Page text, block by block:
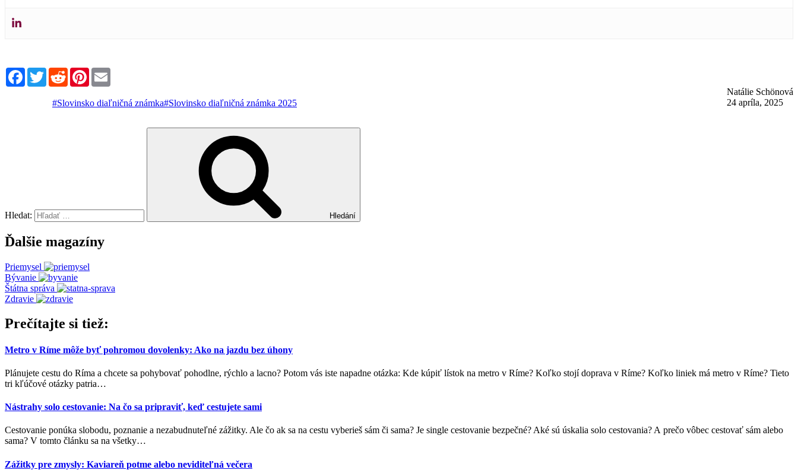
FacebookTwitterRedditPinterest
Natálie Schönová
24 apríla, 2025
#Slovinsko diaľničná známka#Slovinsko diaľničná známka 2025
Hledat: Hledání
Ďalšie magazíny
Priemysel
Bývanie
Štátna správa
Zdravie
Prečítajte si tiež:
Metro v Ríme môže byť pohromou dovolenky: Ako na jazdu bez úhony
Plánujete cestu do Ríma a chcete sa pohybovať pohodlne, rýchlo a lacno? Potom vás iste napadne otázka: Kde kúpiť lístok na metro v Ríme? Koľko stojí doprava v Ríme? Koľko liniek má metro v Ríme? Tieto
tri kľúčové otázky patria…
Nástrahy solo cestovanie: Na čo sa pripraviť, keď cestujete sami
Cestovanie ponúka slobodu, poznanie a nezabudnuteľné zážitky. Ale čo ak sa na cestu vyberieš sám či sama? Je single cestovanie bezpečné? Aké sú úskalia solo cestovania? A prečo vôbec cestovať sám alebo
sama? V tomto článku sa na všetky…
Zážitky pre zmysly: Kaviareň potme alebo neviditeľná večera